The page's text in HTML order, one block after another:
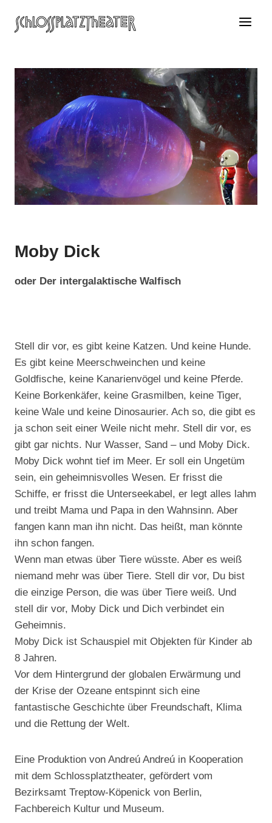
Inhalt
Moby Dick
oder Der intergalaktische Walfisch
Stell dir vor, es gibt keine Katzen. Und keine Hunde.
Es gibt keine Meerschweinchen und keine
Goldfische, keine Kanarienvögel und keine Pferde.
Keine Borkenkäfer, keine Grasmilben, keine Tiger,
keine Wale und keine Dinosaurier. Ach so, die gibt es
ja schon seit einer Weile nicht mehr. Stell dir vor, es
gibt gar nichts. Nur Wasser, Sand – und Moby Dick.
Moby Dick wohnt tief im Meer. Er soll ein Ungetüm
sein, ein geheimnisvolles Wesen. Er frisst die
Schiffe, er frisst die Unterseekabel, er legt alles lahm
und treibt Mama und Papa in den Wahnsinn. Aber
fangen kann man ihn nicht. Das heißt, man könnte
ihn schon fangen.
Wenn man etwas über Tiere wüsste. Aber es weiß
niemand mehr was über Tiere. Stell dir vor, Du bist
die einzige Person, die was über Tiere weiß. Und
stell dir vor, Moby Dick und Dich verbindet ein
Geheimnis.
Moby Dick ist Schauspiel mit Objekten für Kinder ab
8 Jahren.
Vor dem Hintergrund der globalen Erwärmung und
der Krise der Ozeane entspinnt sich eine
fantastische Geschichte über Freundschaft, Klima
und die Rettung der Welt.
Eine Produktion von Andreú Andreú in Kooperation
mit dem Schlossplatztheater, gefördert vom
Bezirksamt Treptow-Köpenick von Berlin,
Fachbereich Kultur und Museum.